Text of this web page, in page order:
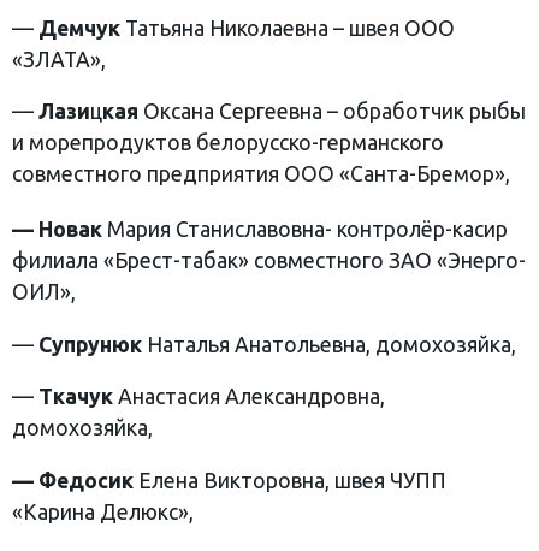
— Демчук Татьяна Николаевна – швея ООО
«ЗЛАТА»,
— Лазицкая Оксана Сергеевна – обработчик рыбы
и морепродуктов белорусско-германского
совместного предприятия ООО «Санта-Бремор»,
— Новак Мария Станиславовна- контролёр-касир
филиала «Брест-табак» совместного ЗАО «Энерго-
ОИЛ»,
— Супрунюк Наталья Анатольевна, домохозяйка,
— Ткачук Анастасия Александровна,
домохозяйка,
— Федосик Елена Викторовна, швея ЧУПП
«Карина Делюкс»,